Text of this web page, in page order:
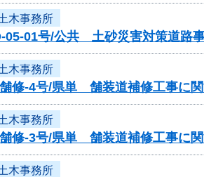
木事務所
05-01号/公共 土砂災害対策道路
木事務所
舗修-4号/県単 舗装道補修工事に
木事務所
舗修-3号/県単 舗装道補修工事に
木事務所